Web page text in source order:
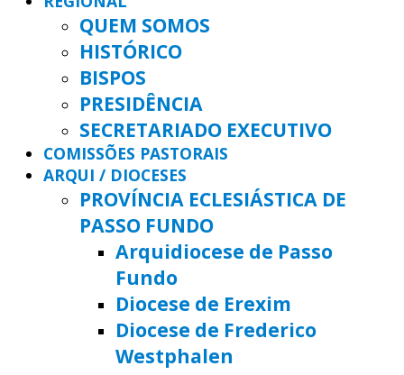
QUEM SOMOS
HISTÓRICO
BISPOS
PRESIDÊNCIA
SECRETARIADO EXECUTIVO
COMISSÕES PASTORAIS
ARQUI / DIOCESES
PROVÍNCIA ECLESIÁSTICA DE
PASSO FUNDO
Arquidiocese de Passo
Fundo
Diocese de Erexim
Diocese de Frederico
Westphalen